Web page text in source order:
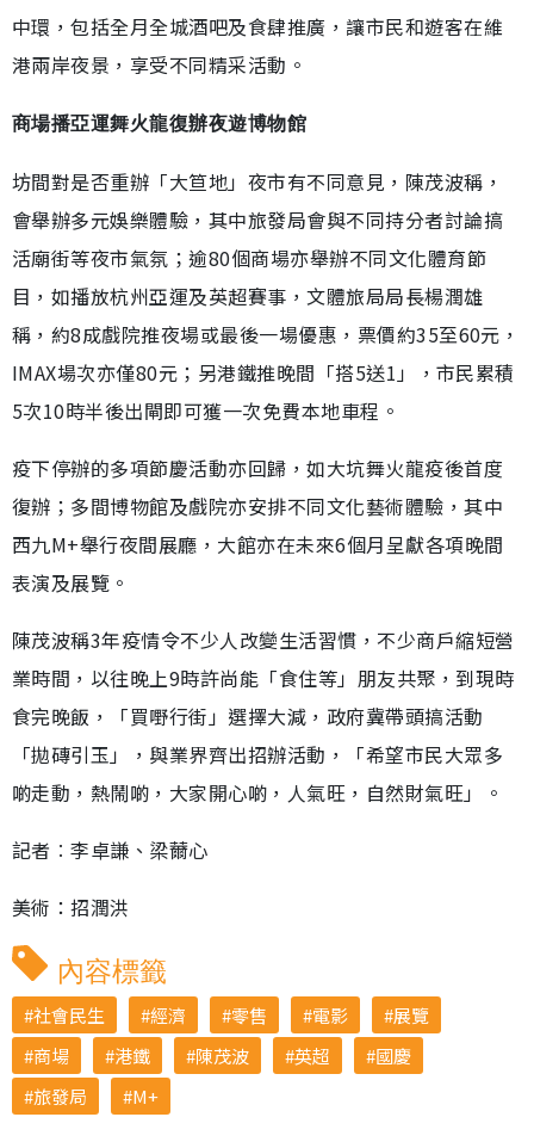
中環，包括全月全城酒吧及食肆推廣，讓市民和遊客在維
港兩岸夜景，享受不同精采活動。
商場播亞運舞火龍復辦夜遊博物館
坊間對是否重辦「大笪地」夜市有不同意見，陳茂波稱，
會舉辦多元娛樂體驗，其中旅發局會與不同持分者討論搞
活廟街等夜市氣氛；逾80個商場亦舉辦不同文化體育節
目，如播放杭州亞運及英超賽事，文體旅局局長楊潤雄
稱，約8成戲院推夜場或最後一場優惠，票價約35至60元，
IMAX場次亦僅80元；另港鐵推晚間「搭5送1」，市民累積
5次10時半後出閘即可獲一次免費本地車程。
疫下停辦的多項節慶活動亦回歸，如大坑舞火龍疫後首度
復辦；多間博物館及戲院亦安排不同文化藝術體驗，其中
西九M+舉行夜間展廳，大館亦在未來6個月呈獻各項晚間
表演及展覽。
陳茂波稱3年疫情令不少人改變生活習慣，不少商戶縮短營
業時間，以往晚上9時許尚能「食住等」朋友共聚，到現時
食完晚飯，「買嘢行街」選擇大減，政府冀帶頭搞活動
「拋磚引玉」，與業界齊出招辦活動，「希望市民大眾多
啲走動，熱鬧啲，大家開心啲，人氣旺，自然財氣旺」。
記者︰李卓謙、梁薾心
美術：招潤洪
內容標籤
社會民生 經濟 零售 電影
展覽
商場
港鐵 陳茂波 英超
國慶
旅發局
M+